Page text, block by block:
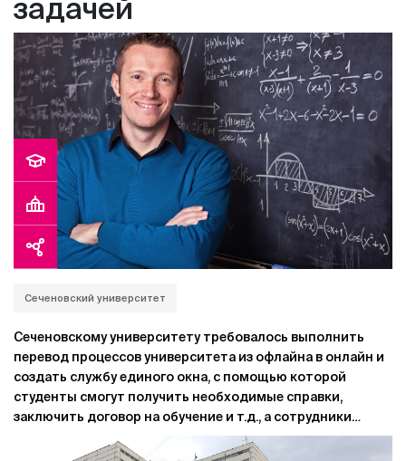
полностью в ручном режиме.
задачей
Сеченовский университет
Сеченовскому университету требовалось выполнить
перевод процессов университета из офлайна в онлайн и
создать службу единого окна, с помощью которой
студенты смогут получить необходимые справки,
заключить договор на обучение и т.д., а сотрудники
деканатов освободятся от решения рутинных вопросов.